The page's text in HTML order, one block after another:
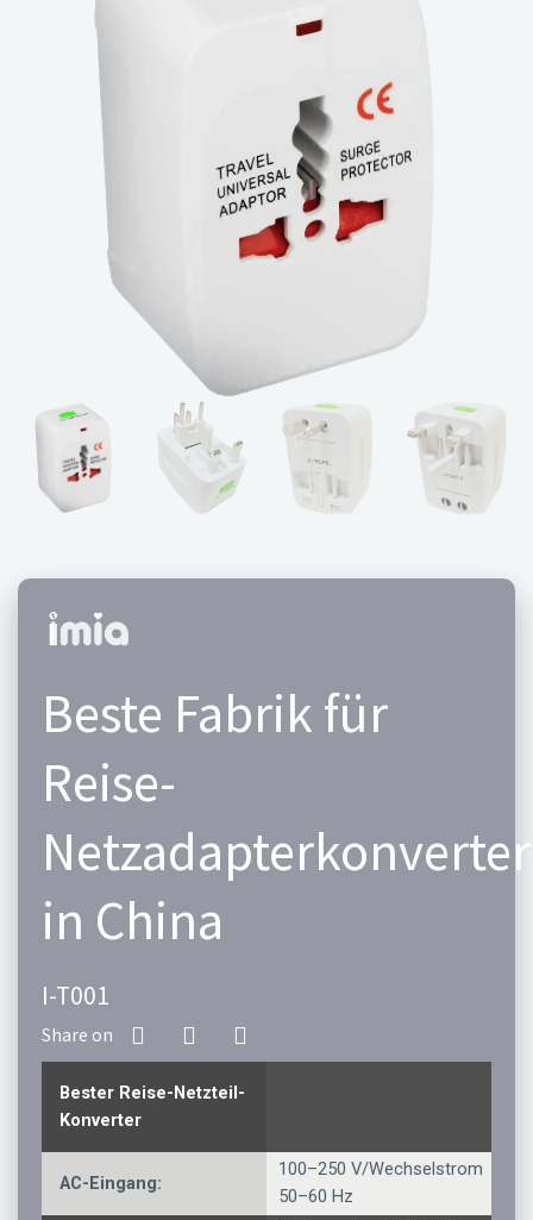
Beste Fabrik für
Reise-
Netzadapterkonverter
in China
I-T001
Bester Reise-Netzteil-
Konverter
AC-Eingang:
100–250 V/Wechselstrom
50–60 Hz